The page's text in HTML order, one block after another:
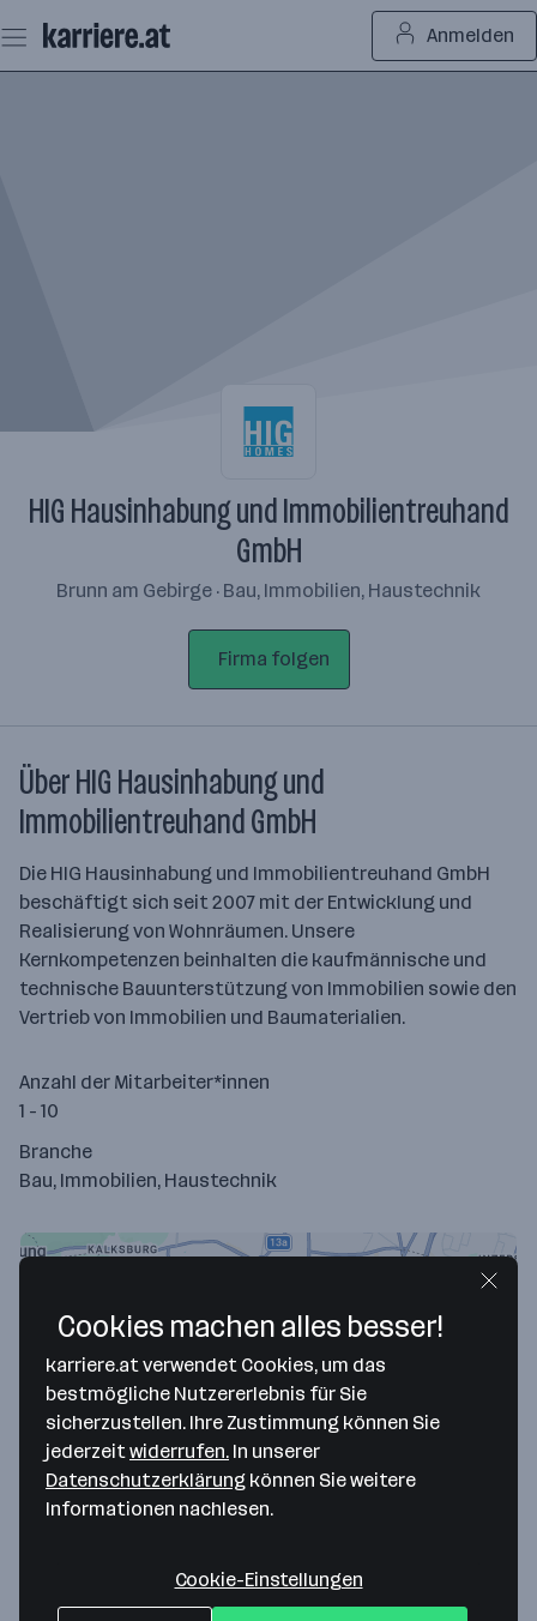
Seiteninhalt
springen
Anmelden
HIG Hausinhabung und Immobilientreuhand
GmbH
Brunn am Gebirge · Bau, Immobilien, Haustechnik
Firma folgen
Über HIG Hausinhabung und
Immobilientreuhand GmbH
Die HIG Hausinhabung und Immobilientreuhand GmbH
beschäftigt sich seit 2007 mit der Entwicklung und
Realisierung von Wohnräumen. Unsere
Kernkompetenzen beinhalten die kaufmännische und
technische Bauunterstützung von Immobilien sowie den
Vertrieb von Immobilien und Baumaterialien.
Anzahl der Mitarbeiter*innen
1 - 10
Branche
Bau, Immobilien, Haustechnik
Map data ©2026 Google
Cookies machen alles besser!
karriere.at verwendet Cookies, um das
bestmögliche Nutzererlebnis für Sie
sicherzustellen. Ihre Zustimmung können Sie
jederzeit widerrufen. In unserer
Datenschutzerklärung können Sie weitere
Informationen nachlesen.
Cookie-Einstellungen